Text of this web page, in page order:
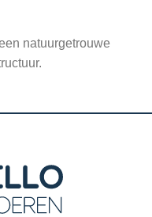
natuurgetrouwe